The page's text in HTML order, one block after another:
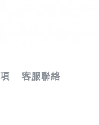
客服聯絡